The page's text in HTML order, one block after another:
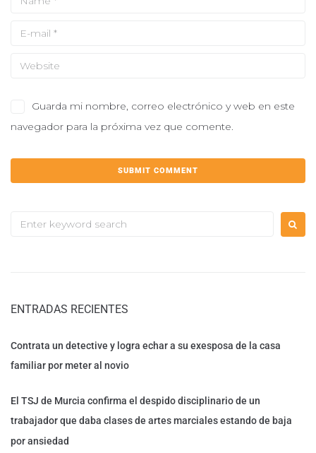
Guarda mi nombre, correo electrónico y web en este
navegador para la próxima vez que comente.
ENTRADAS RECIENTES
Contrata un detective y logra echar a su exesposa de la casa
familiar por meter al novio
El TSJ de Murcia confirma el despido disciplinario de un
trabajador que daba clases de artes marciales estando de baja
por ansiedad